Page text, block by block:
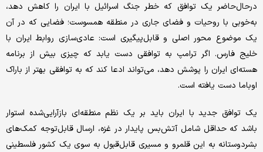
در‌حال‌حاضر یک توافق که خطر جنگ اسرائیل با ایران را کاهش دهد،
به‌خوبی با روحیات و فضای جاری در منطقه همسوست؛ فضایی که در آن
یک موضوع محور اصلی و قابل‌پیگیری است: عادی‌سازی روابط ایران با
خلیج فارس. اگر ترامپ به توافقی دست یابد که چیزی بیش از برنامه
هسته‌ای ایران را پوشش دهد، می‌تواند ادعا کند که به توافقی بهتر از باراک
اوباما دست یافته است.
یک توافق جدید با ایران باید بر یک نظم منطقه‌ای بازآرایی‌شده استوار
باشد که حداقل شامل آتش‌بس پایدار در غزه، ارسال قابل‌توجه کمک‌های
بشردوستانه به این قلمرو و مسیری قابل‌قبول به سوی یک کشور فلسطینی